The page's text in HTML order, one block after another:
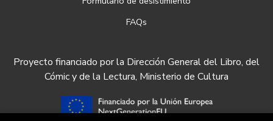
FAQs
Proyecto financiado por la Dirección General del Libro, del
Cómic y de la Lectura, Ministerio de Cultura